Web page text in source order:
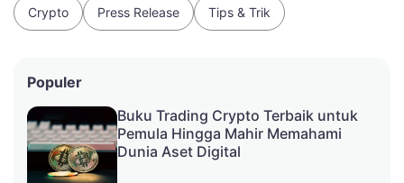
Crypto Press Release Tips & Trik
Populer
Buku Trading Crypto Terbaik untuk
Pemula Hingga Mahir Memahami
Dunia Aset Digital